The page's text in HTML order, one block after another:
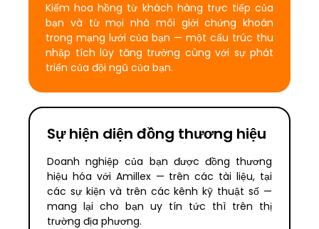
Kiếm hoa hồng từ khách hàng trực tiếp của
bạn và từ mọi nhà môi giới chứng khoán
trong mạng lưới của bạn — một cấu trúc thu
nhập tích lũy tăng trưởng cùng với sự phát
triển của đội ngũ của bạn.
Sự hiện diện đồng thương hiệu
Doanh nghiệp của bạn được đồng thương
hiệu hóa với Amillex — trên các tài liệu, tại
các sự kiện và trên các kênh kỹ thuật số —
mang lại cho bạn uy tín tức thì trên thị
trường địa phương.